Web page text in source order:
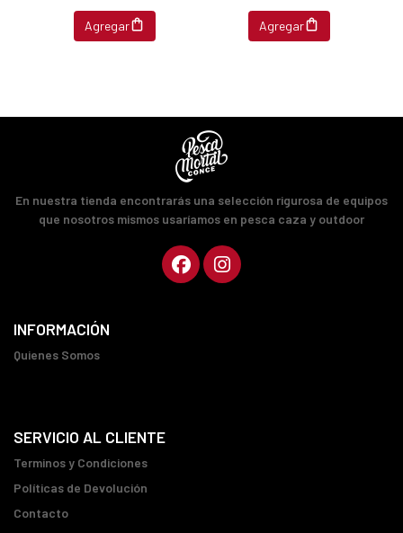
Agregar Agregar
En nuestra tienda encontrarás una selección rigurosa de equipos
que nosotros mismos usaríamos en pesca caza y outdoor
INFORMACIÓN
Quienes Somos
SERVICIO AL CLIENTE
Terminos y Condiciones
Políticas de Devolución
Contacto